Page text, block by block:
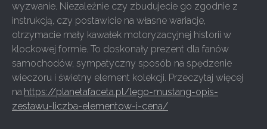
wyzwanie. Niezależnie czy zbudujecie go zgodnie z
instrukcją, czy postawicie na własne wariacje,
otrzymacie mały kawałek motoryzacyjnej historii w
klockowej formie. To doskonały prezent dla fanów
samochodów, sympatyczny sposób na spędzenie
wieczoru i świetny element kolekcji. Przeczytaj więcej
na:https://planetafaceta.pl/lego-mustang-opis-
zestawu-liczba-elementow-i-cena/